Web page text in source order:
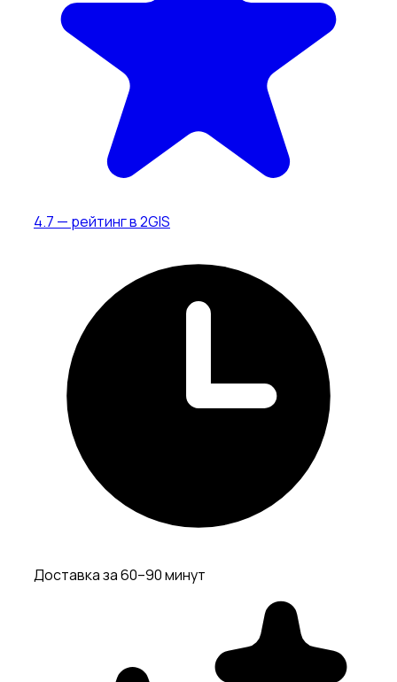
4.7 — рейтинг в 2GIS
Доставка за 60–90 минут